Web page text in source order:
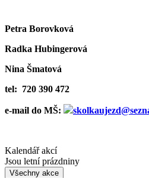
Petra Borovková
Radka Hubingerová
Nina Šmatová
tel: 720 390 472
e-mail do MŠ:
Kalendář akcí
Jsou letní prázdniny
Všechny akce